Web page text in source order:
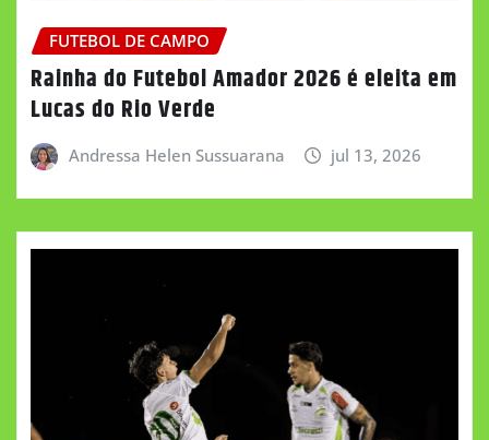
FUTEBOL DE CAMPO
Rainha do Futebol Amador 2026 é eleita em
Lucas do Rio Verde
Andressa Helen Sussuarana jul 13, 2026